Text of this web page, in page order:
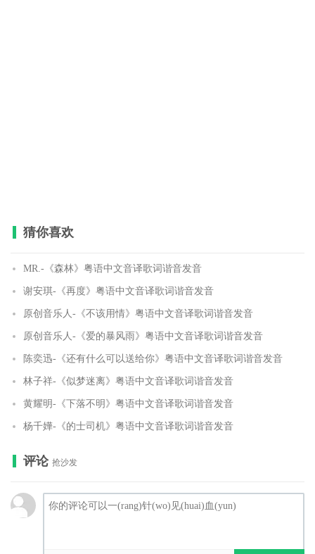
猜你喜欢
MR.-《森林》粤语中文音译歌词谐音发音
谢安琪-《再度》粤语中文音译歌词谐音发音
原创音乐人-《不该用情》粤语中文音译歌词谐音发音
原创音乐人-《爱的暴风雨》粤语中文音译歌词谐音发音
陈奕迅-《还有什么可以送给你》粤语中文音译歌词谐音发音
林子祥-《似梦迷离》粤语中文音译歌词谐音发音
黄耀明-《下落不明》粤语中文音译歌词谐音发音
杨千嬅-《的士司机》粤语中文音译歌词谐音发音
评论 抢沙发